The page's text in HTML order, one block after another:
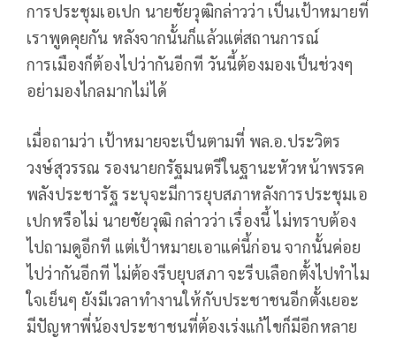
การประชุมเอเปก นายชัยวุฒิกล่าวว่า เป็นเป้าหมายที่
เราพูดคุยกัน หลังจากนั้นก็แล้วแต่สถานการณ์
การเมืองก็ต้องไปว่ากันอีกที วันนี้ต้องมองเป็นช่วงๆ
อย่ามองไกลมากไม่ได้
เมื่อถามว่า เป้าหมายจะเป็นตามที่ พล.อ.ประวิตร
วงษ์สุวรรณ รองนายกรัฐมนตรีในฐานะหัวหน้าพรรค
พลังประชารัฐ ระบุจะมีการยุบสภาหลังการประชุมเอ
เปกหรือไม่ นายชัยวุฒิ กล่าวว่า เรื่องนี้ ไม่ทราบต้อง
ไปถามดูอีกที แต่เป้าหมายเอาแค่นี้ก่อน จากนั้นค่อย
ไปว่ากันอีกที ไม่ต้องรีบยุบสภา จะรีบเลือกตั้งไปทำไม
ใจเย็นๆ ยังมีเวลาทำงานให้กับประชาชนอีกตั้งเยอะ
มีปัญหาพี่น้องประชาชนที่ต้องเร่งแก้ไขก็มีอีกหลาย